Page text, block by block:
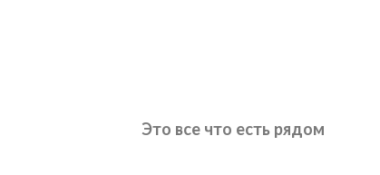
Это все что есть рядом